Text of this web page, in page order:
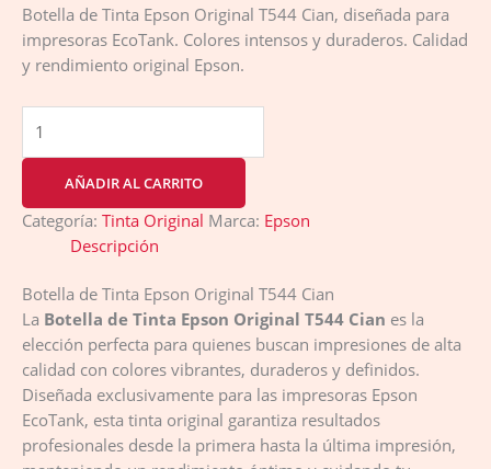
Botella de Tinta Epson Original T544 Cian, diseñada para
impresoras EcoTank. Colores intensos y duraderos. Calidad
y rendimiento original Epson.
AÑADIR AL CARRITO
Categoría: Tinta Original Marca: Epson
Descripción
Botella de Tinta Epson Original T544 Cian
La Botella de Tinta Epson Original T544 Cian es la
elección perfecta para quienes buscan impresiones de alta
calidad con colores vibrantes, duraderos y definidos.
Diseñada exclusivamente para las impresoras Epson
EcoTank, esta tinta original garantiza resultados
profesionales desde la primera hasta la última impresión,